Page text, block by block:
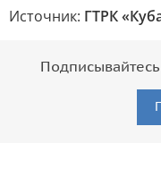
Источник: ГТРК